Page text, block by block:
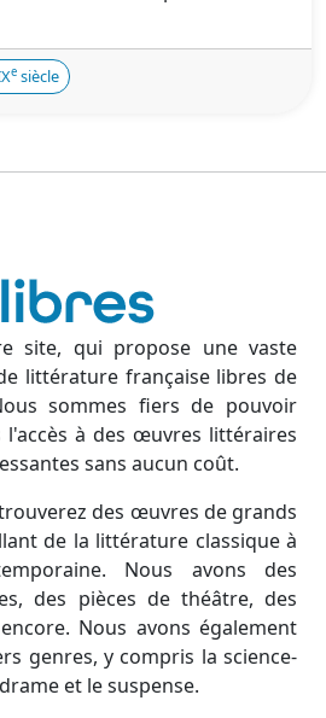
e siècle
site, qui propose une vaste
littérature française libres de
sommes fiers de pouvoir
à des œuvres littéraires
sans aucun coût.
des œuvres de grands
de la littérature classique à
Nous avons des
des pièces de théâtre, des
Nous avons également
genres, y compris la science-
et le suspense.